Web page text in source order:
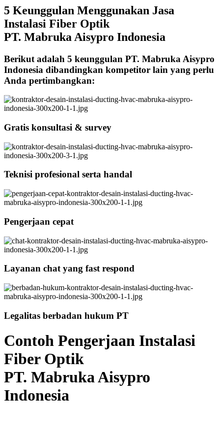
5 Keunggulan Menggunakan Jasa
Instalasi Fiber Optik
PT. Mabruka Aisypro Indonesia
Berikut adalah 5 keunggulan PT. Mabruka Aisypro
Indonesia dibandingkan kompetitor lain yang perlu
Anda pertimbangkan:
Gratis konsultasi & survey
Teknisi profesional serta handal
Pengerjaan cepat
Layanan chat yang fast respond
Legalitas berbadan hukum PT
Contoh Pengerjaan Instalasi
Fiber Optik
PT. Mabruka Aisypro
Indonesia